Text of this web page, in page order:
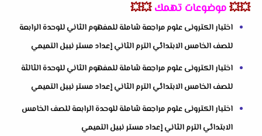
💥💥موضوعات تهمك 💥💥
اختبار الكترونى علوم مراجعة شاملة للمفهوم الثاني للوحدة الرابعة
للصف الخامس الابتدائي الترم الثاني إعداد مستر نبيل التميمي
اختبار الكترونى علوم مراجعة شاملة للمفهوم الثاني للوحدة الثالثة
للصف الخامس الابتدائي الترم الثاني إعداد مستر نبيل التميمي
اختبار الكترونى علوم مراجعة شاملة للوحدة الرابعة للصف الخامس
الابتدائي الترم الثاني إعداد مستر نبيل التميمي